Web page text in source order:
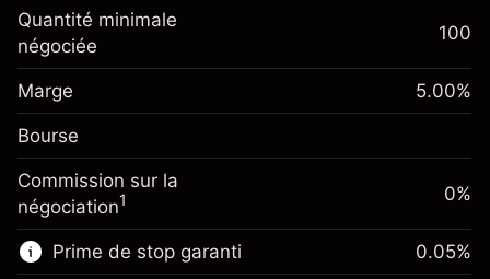
Ajustement des fonds
de overnight
%
Taille de la position avec effet de levier
~ ZAR 20,000.00
Valeur nominale avec effet de levier
ZAR 19,000.00
Vers la plateforme
Marge. Votre
investissement
Ajustement des fonds
de overnight
Frais sur la valeur totale de
la position
(-ZAR 0.82)
Taille de la position avec effet de levier
~ZAR 20,000.00
Valeur nominale avec effet de levier
Quantité minimale
négociée
100
Marge 5.00%
Bourse
Commission sur la
négociation1 0%
Prime de stop garanti 0.05%